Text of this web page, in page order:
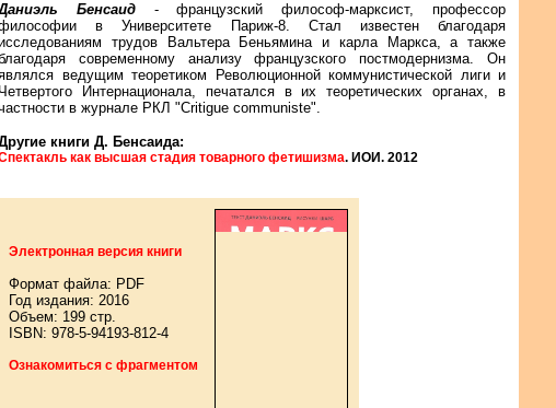
Бенсаид- французский философ-марксист, профессор
в Университете Париж-8. Стал известен благодаря
трудов Вальтера Беньямина и карла Маркса, а также
современному анализу французского постмодернизма. Он
ведущим теоретиком Революционной коммунистической лиги и
Четвертого Интернационала, печатался в их теоретических органах, в
в журнале РКЛ "Critigue communiste".
книги Д. Бенсаида:
как высшая стадия товарного фетишизма. ИОИ. 2012
Электронная версия книги
Формат файла: PDF
Год издания: 2016
Объем: 199 стр.
ISBN: 978-5-94193-812-4
Ознакомиться с фрагментом